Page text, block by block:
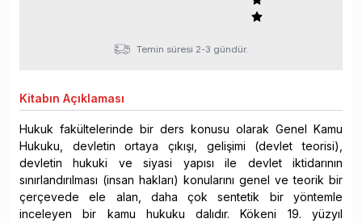
Temin süresi 2-3 gündür.
Kitabın Açıklaması
Hukuk fakültelerinde bir ders konusu olarak Genel Kamu
Hukuku, devletin ortaya çıkışı, gelişimi (devlet teorisi),
devletin hukuki ve siyasi yapısı ile devlet iktidarının
sınırlandırılması (insan hakları) konularını genel ve teorik bir
çerçevede ele alan, daha çok sentetik bir yöntemle
inceleyen bir kamu hukuku dalıdır. Kökeni 19. yüzyıl